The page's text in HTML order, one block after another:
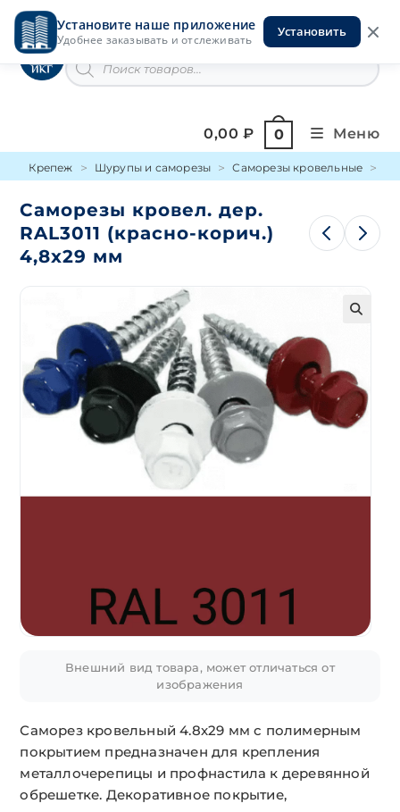
Установите наше приложение
Удобнее заказывать и отслеживать
Установить
Перейти
содержимомуИнструменты на Горской
товаров
0,00₽ 0 Меню
Крепеж Шурупы и саморезы Саморезы кровельные
Саморезы кровел. дер.
RAL3011 (красно-корич.)
4,8х29 мм
Внешний вид товара, может отличаться от
изображения
Саморез кровельный 4.8х29 мм с полимерным
покрытием предназначен для крепления
металлочерепицы и профнастила к деревянной
обрешетке. Декоративное покрытие,